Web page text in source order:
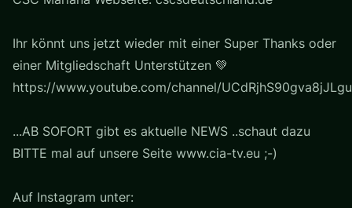
Ihr könnt uns jetzt wieder mit einer Super Thanks oder
einer Mitgliedschaft Unterstützen 💚
https://www.youtube.com/channel/
...AB SOFORT gibt es aktuelle NEWS ..schaut dazu
BITTE mal auf unsere Seite www.cia-tv.eu ;-)
Auf Instagram unter: